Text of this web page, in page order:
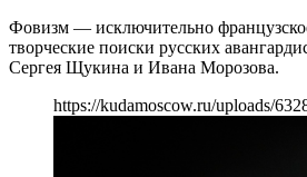
Фовизм — исключительно
творческие поиски русских
Сергея Щукина и Ивана Морозова.
https://kudamoscow.ru/uploads/